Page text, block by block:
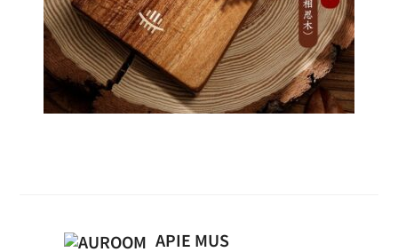
APIE MUS